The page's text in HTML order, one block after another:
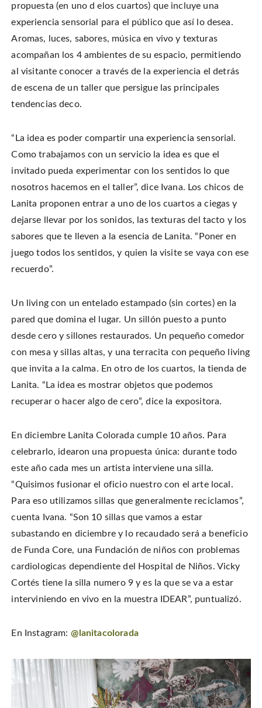
propuesta (en uno d elos cuartos) que incluye una
experiencia sensorial para el público que así lo desea.
Aromas, luces, sabores, música en vivo y texturas
acompañan los 4 ambientes de su espacio, permitiendo
al visitante conocer a través de la experiencia el detrás
de escena de un taller que persigue las principales
tendencias deco.
“La idea es poder compartir una experiencia sensorial.
Como trabajamos con un servicio la idea es que el
invitado pueda experimentar con los sentidos lo que
nosotros hacemos en el taller”, dice Ivana. Los chicos de
Lanita proponen entrar a uno de los cuartos a ciegas y
dejarse llevar por los sonidos, las texturas del tacto y los
sabores que te lleven a la esencia de Lanita. “Poner en
juego todos los sentidos, y quien la visite se vaya con ese
recuerdo”.
Un living con un entelado estampado (sin cortes) en la
pared que domina el lugar. Un sillón puesto a punto
desde cero y sillones restaurados. Un pequeño comedor
con mesa y sillas altas, y una terracita con pequeño living
que invita a la calma. En otro de los cuartos, la tienda de
Lanita. “La idea es mostrar objetos que podemos
recuperar o hacer algo de cero”, dice la expositora.
En diciembre Lanita Colorada cumple 10 años. Para
celebrarlo, idearon una propuesta única: durante todo
este año cada mes un artista interviene una silla.
“Quisimos fusionar el oficio nuestro con el arte local.
Para eso utilizamos sillas que generalmente reciclamos”,
cuenta Ivana. “Son 10 sillas que vamos a estar
subastando en diciembre y lo recaudado será a beneficio
de Funda Core, una Fundación de niños con problemas
cardiologicas dependiente del Hospital de Niños. Vicky
Cortés tiene la silla numero 9 y es la que se va a estar
interviniendo en vivo en la muestra IDEAR”, puntualizó.
En Instagram: @lanitacolorada